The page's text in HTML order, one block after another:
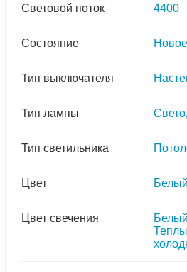
Световой поток 4400
Состояние Новое
Тип выключателя
Тип лампы
Тип светильника
Цвет Белый
Цвет свечения